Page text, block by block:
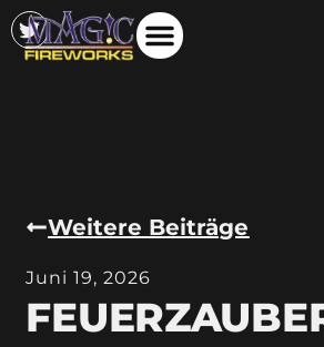
Weitere Beiträge
Juni 19, 2026